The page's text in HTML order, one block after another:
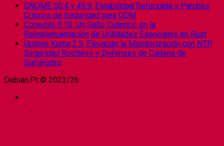
GNOME 50.4 y 49.9: Estabilidad Reforzada y Parches
Críticos de Seguridad para GDM
Coreutils 0.10: Un Salto Cuántico en la
Reimplementación de Utilidades Esenciales en Rust
Uptime Kuma 2.5: Elevando la Monitorización con NTP,
Seguridad Rootless y Defensas de Cadena de
Suministro
Debian.Pt © 2023/26